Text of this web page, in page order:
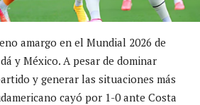
amargo en el Mundial 2026 de
y México. A pesar de dominar
y generar las situaciones más
cayó por 1-0 ante Costa